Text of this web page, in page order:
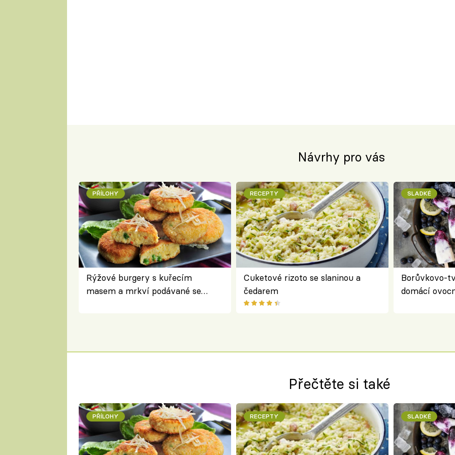
Návrhy pro vás
PŘÍLOHY
Rýžové burgery s kuřecím
masem a mrkví podávané se
RECEPTY
Cuketové rizoto se slaninou a
čedarem
SLADKÉ
Borůvkovo-
domácí
Přečtěte si také
PŘÍLOHY RECEPTY SLADKÉ